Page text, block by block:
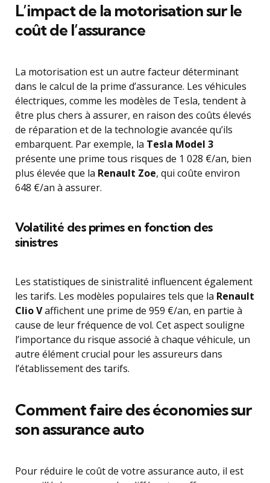
L’impact de la motorisation sur le
coût de l’assurance
La motorisation est un autre facteur déterminant
dans le calcul de la prime d’assurance. Les véhicules
électriques, comme les modèles de Tesla, tendent à
être plus chers à assurer, en raison des coûts élevés
de réparation et de la technologie avancée qu’ils
embarquent. Par exemple, la Tesla Model 3
présente une prime tous risques de 1 028 €/an, bien
plus élevée que la Renault Zoe, qui coûte environ
648 €/an à assurer.
Volatilité des primes en fonction des
sinistres
Les statistiques de sinistralité influencent également
les tarifs. Les modèles populaires tels que la Renault
Clio Vaffichent une prime de 959 €/an, en partie à
cause de leur fréquence de vol. Cet aspect souligne
l’importance du risque associé à chaque véhicule, un
autre élément crucial pour les assureurs dans
l’établissement des tarifs.
Comment faire des économies sur
son assurance auto
Pour réduire le coût de votre assurance auto, il est